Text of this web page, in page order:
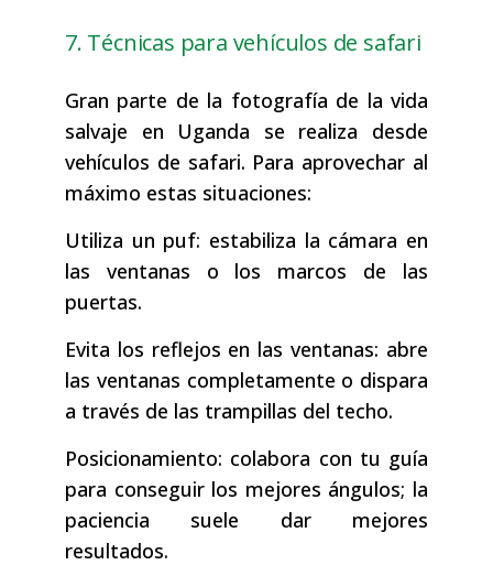
7. Técnicas para vehículos de safari
Gran parte de la fotografía de la vida
salvaje en Uganda se realiza desde
vehículos de safari. Para aprovechar al
máximo estas situaciones:
Utiliza un puf: estabiliza la cámara en
las ventanas o los marcos de las
puertas.
Evita los reflejos en las ventanas: abre
las ventanas completamente o dispara
a través de las trampillas del techo.
Posicionamiento: colabora con tu guía
para conseguir los mejores ángulos; la
paciencia suele dar mejores
resultados.